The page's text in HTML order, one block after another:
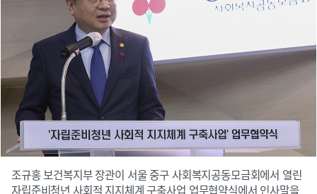
조규홍 보건복지부 장관이 서울 중구 사회복지공동모금회에서 열린
자립준비청년 사회적 지지체계 구축사업 업무협약식에서 인사말을